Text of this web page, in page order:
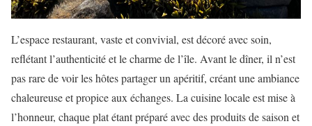
L’espace restaurant, vaste et convivial, est décoré avec soin,
reflétant l’authenticité et le charme de l’île. Avant le dîner, il n’est
pas rare de voir les hôtes partager un apéritif, créant une ambiance
chaleureuse et propice aux échanges. La cuisine locale est mise à
l’honneur, chaque plat étant préparé avec des produits de saison et